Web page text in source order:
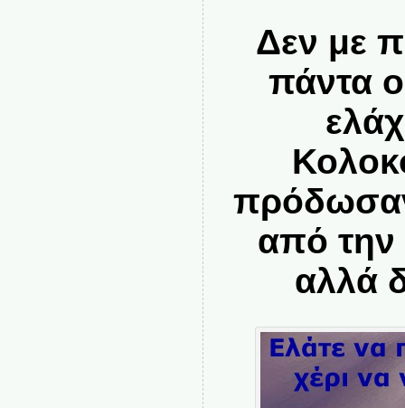
Δεν με
πάντα
από
αλλά